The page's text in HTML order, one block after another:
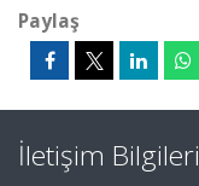
Paylaş
İletişim Bilgileri